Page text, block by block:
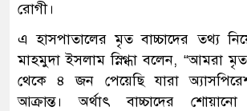
রোগী।
এ হাসপাতালের মৃত বাচ্চাদের তথ্য
মাহমুদা ইসলাম স্নিগ্ধা বলেন, “আমরা
থেকে ৪ জন পেয়েছি যারা
আক্রান্ত। অর্থাৎ বাচ্চাদের